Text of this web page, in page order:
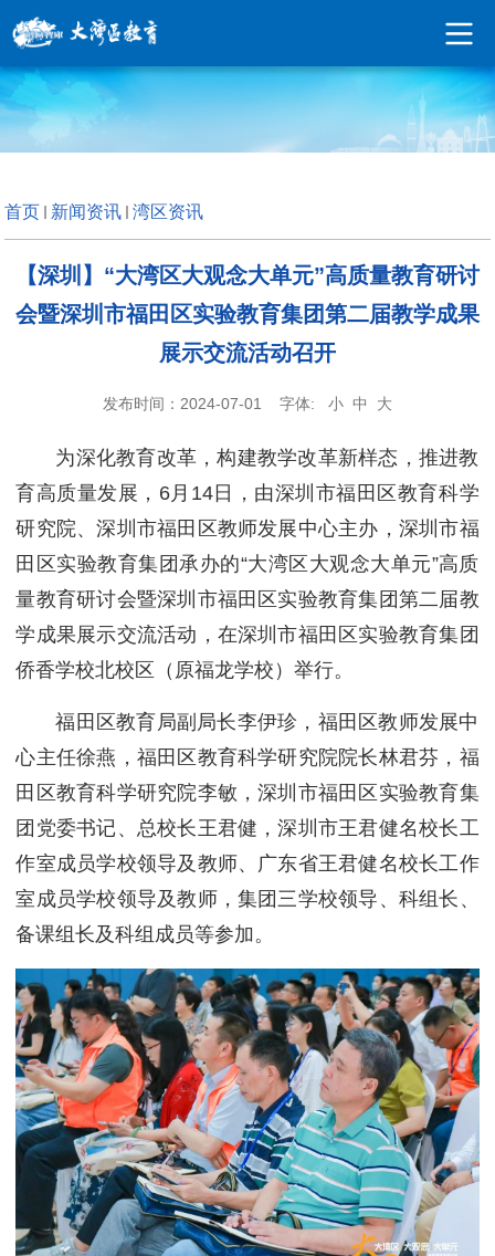
首页 新闻资讯 湾区资讯
【深圳】“大湾区大观念大单元”高质量教育研讨
会暨深圳市福田区实验教育集团第二届教学成果
展示交流活动召开
发布时间：2024-07-01 字体: 小 中 大
为深化教育改革，构建教学改革新样态，推进教
育高质量发展，6月14日，由深圳市福田区教育科学
研究院、深圳市福田区教师发展中心主办，深圳市福
田区实验教育集团承办的“大湾区大观念大单元”高质
量教育研讨会暨深圳市福田区实验教育集团第二届教
学成果展示交流活动，在深圳市福田区实验教育集团
侨香学校北校区（原福龙学校）举行。
福田区教育局副局长李伊珍，福田区教师发展中
心主任徐燕，福田区教育科学研究院院长林君芬，福
田区教育科学研究院李敏，深圳市福田区实验教育集
团党委书记、总校长王君健，深圳市王君健名校长工
作室成员学校领导及教师、广东省王君健名校长工作
室成员学校领导及教师，集团三学校领导、科组长、
备课组长及科组成员等参加。